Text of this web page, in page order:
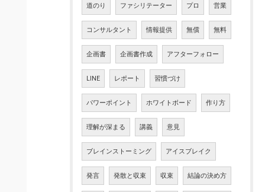
道のり ファシリテーター プロ 営業
コンサルタント 情報提供 無償 無料
企画書 企画書作成 アフターフォロー
LINE レポート 習慣づけ
パワーポイント ホワイトボード 作り方
理解が深まる 講義 意見
ブレインストーミング アイスブレイク
発言 発散と収束 収束 結論の決め方